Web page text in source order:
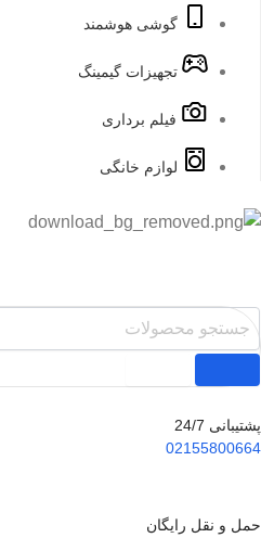
گوشی هوشمند
تجهیزات گیمینگ
فیلم برداری
لوازم خانگی
پشتیبانی 24/7
02155800664
حمل و نقل رایگان